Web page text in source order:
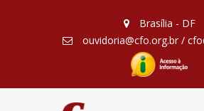
Brasília - DF
ouvidoria@cfo.org.br /